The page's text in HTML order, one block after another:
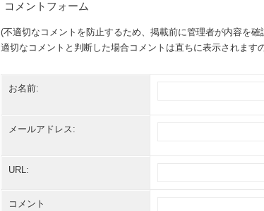
コメントフォーム
(不適切なコメントを防止するため、掲載前に管理者が内容を確
適切なコメントと判断した場合コメントは直ちに表示されま
お名前:
メールアドレス:
URL:
コメント